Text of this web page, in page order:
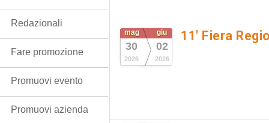
mag
30
2026
giu
02
2026
11' Fiera
Redazionali
Fare promozione
Promuovi evento
Promuovi azienda